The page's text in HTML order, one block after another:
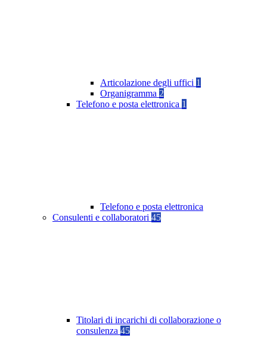
Articolazione degli uffici 1
Organigramma 2
Telefono e posta elettronica 1
Telefono e posta elettronica
Consulenti e collaboratori 45
Titolari di incarichi di collaborazione o
consulenza 45